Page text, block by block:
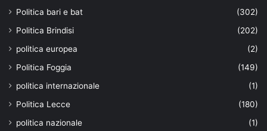
Politica bari e bat
(302)
Politica Brindisi
(202)
politica europea
(2)
Politica Foggia
(149)
politica internazionale
(1)
Politica Lecce
(180)
politica nazionale
(1)